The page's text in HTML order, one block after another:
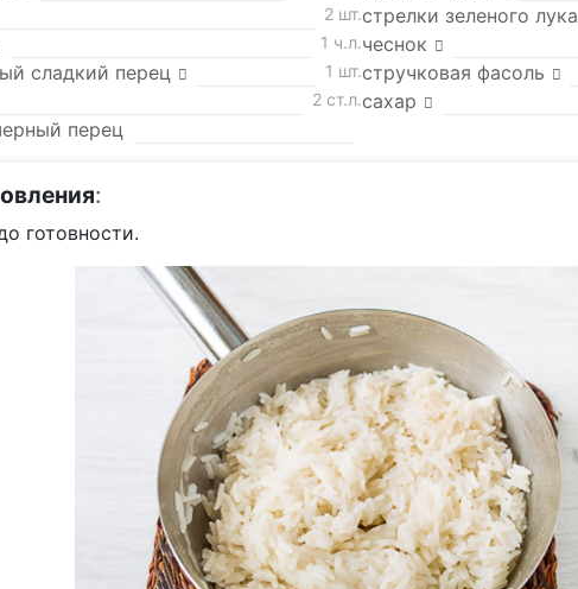
2 шт.стрелки зеленого лука
1 ч.л.чеснок
сладкий перец 1 шт.стручковая фасоль
2 ст.л.сахар
перец
:
готовности.